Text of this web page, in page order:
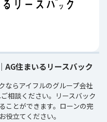
AG住まいるリースバック
ならアイフルのグループ会社
相談ください。リースバック
ことができます。ローンの完
役立てください。